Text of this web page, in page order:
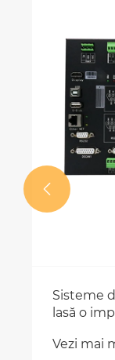
Sisteme
lasă o
Vezi mai
